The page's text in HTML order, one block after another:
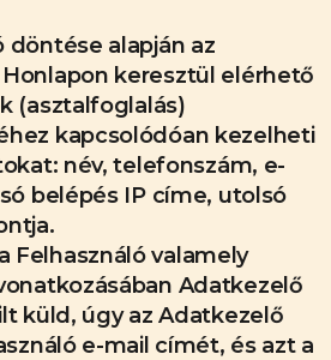
döntése alapján az
keresztül elérhető
(asztalfoglalás)
kapcsolódóan kezelheti
név, telefonszám, e-
belépés IP címe, utolsó
Felhasználó valamely
Adatkezelő
küld, úgy az Adatkezelő
e-mail címét, és azt a